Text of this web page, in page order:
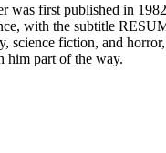
was first published in
with the subtitle
science fiction, and
him part of the way.